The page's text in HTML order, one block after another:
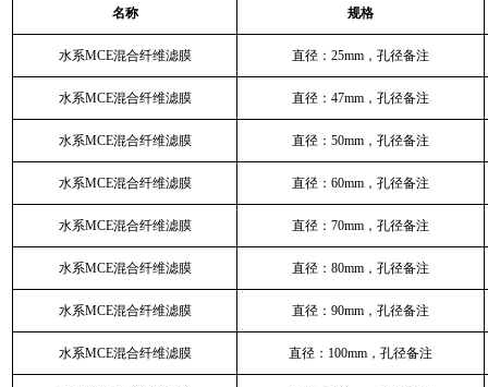
名称 规格
水系MCE混合纤维滤膜 直径：25mm，孔径备注
水系MCE混合纤维滤膜 直径：47mm，孔径备注
水系MCE混合纤维滤膜 直径：50mm，孔径备注
水系MCE混合纤维滤膜 直径：60mm，孔径备注
水系MCE混合纤维滤膜 直径：70mm，孔径备注
水系MCE混合纤维滤膜 直径：80mm，孔径备注
水系MCE混合纤维滤膜 直径：90mm，孔径备注
水系MCE混合纤维滤膜 直径：100mm，孔径备注